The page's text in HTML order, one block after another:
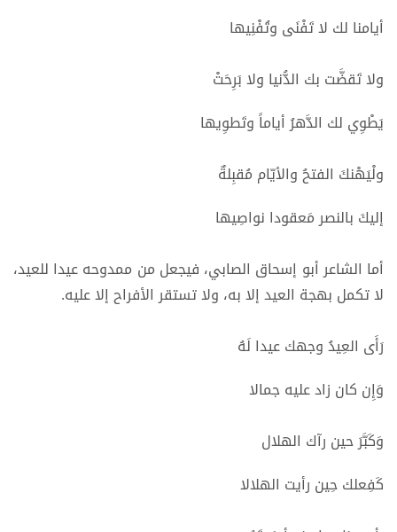
أيامنا لك لا تَفْنَى وتُفْنِيها
ولا تَقضَّت بك الدُّنيا ولا بَرِحَتْ
يَطْوِي لك الدَّهرُ أياماً وتَطوِيها
ولْيَهْنكَ الفتحُ والأيّام مُقبِلةٌ
إليكَ بالنصر مَعقودا نواصِيها
أما الشاعر أبو إسحاق الصابي، فيجعل من ممدوحه عيدا للعيد،
لا تكمل بهجة العيد إلا به، ولا تستقر الأفراح إلا عليه.
رَأَى العِيدُ وجهك عيدا لَهُ
وَإِن كان زاد عليه جمالا
وَكَبَّرَ حين رآك الهلال
كَفِعلك حِين رأيت الهلالا